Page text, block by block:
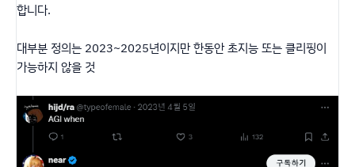
합니다.
대부분 정의는 2023~2025년이지만 한동안 초지능 또는 클리핑이
가능하지 않을 것